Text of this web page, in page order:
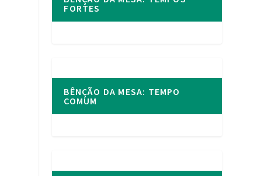
FORTES
BÊNÇÃO DA MESA: TEMPO
COMUM